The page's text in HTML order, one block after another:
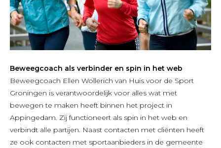
Beweegcoach als verbinder en spin in het web
Beweegcoach Ellen Wollerich van Huis voor de Sport
Groningen is verantwoordelijk voor alles wat met
bewegen te maken heeft binnen het project in
Appingedam. Zij functioneert als spin in het web en
verbindt alle partijen. Naast contacten met cliënten heeft
ze ook contacten met sportaanbieders in de gemeente